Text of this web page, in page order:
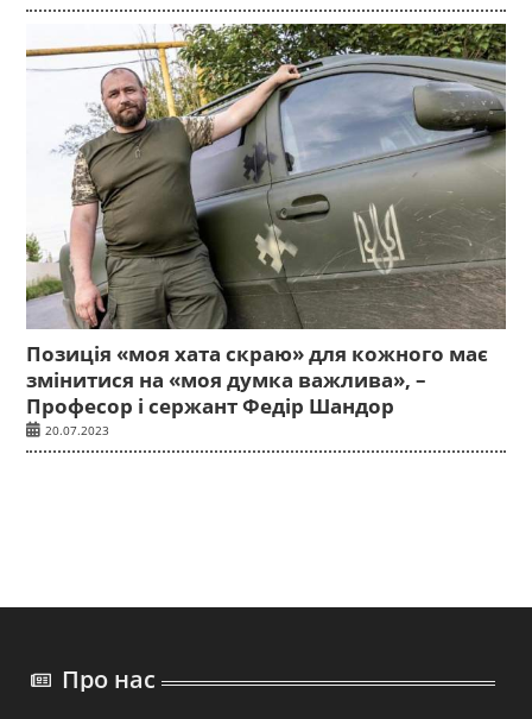
Позиція «моя хата скраю» для кожного має
змінитися на «моя думка важлива», –
Професор і сержант Федір Шандор
20.07.2023
Про нас